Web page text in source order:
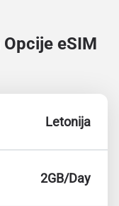
Opcije eSIM
Letonija
2GB/Day